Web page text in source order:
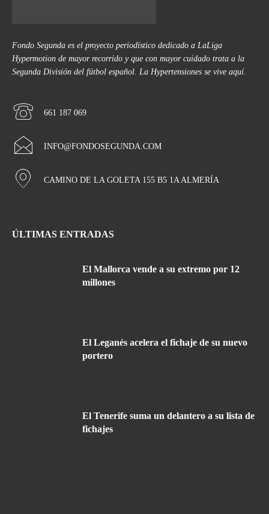
Fondo Segunda es el proyecto periodístico dedicado a LaLiga
Hypermotion de mayor recorrido y que con mayor cuidado trata a la
Segunda División del fútbol español. La Hypertensiones se vive aquí.
661 187 069
INFO@FONDOSEGUNDA.COM
CAMINO DE LA GOLETA 155 B5 1A ALMERÍA
ÚLTIMAS ENTRADAS
El Mallorca vende a su extremo por 12
millones
El Leganés acelera el fichaje de su nuevo
portero
El Tenerife suma un delantero a su lista de
fichajes